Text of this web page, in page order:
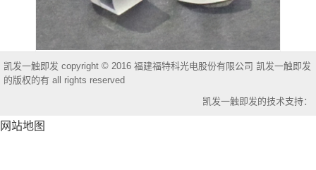
非球面柱面镜
凯发一触即发 copyright © 2016 福建福特科光电股份有限公司 凯发一触即发
的版权的有 all rights reserved
凯发一触即发的技术支持：
网站地图